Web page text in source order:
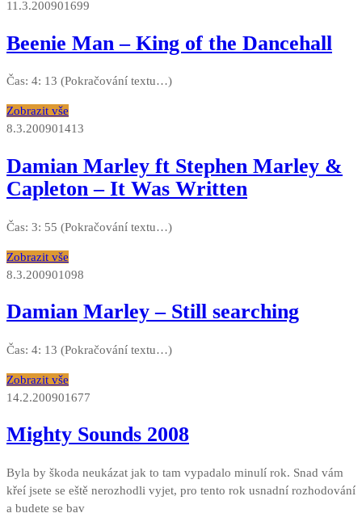
11.3.200901699
Beenie Man – King of the Dancehall
Čas: 4: 13 (Pokračování textu…)
Zobrazit vše
8.3.200901413
Damian Marley ft Stephen Marley &
Capleton – It Was Written
Čas: 3: 55 (Pokračování textu…)
Zobrazit vše
8.3.200901098
Damian Marley – Still searching
Čas: 4: 13 (Pokračování textu…)
Zobrazit vše
14.2.200901677
Mighty Sounds 2008
Byla by škoda neukázat jak to tam vypadalo minulí rok. Snad vám
křeí jsete se eště nerozhodli vyjet, pro tento rok usnadní rozhodování
a budete se bav